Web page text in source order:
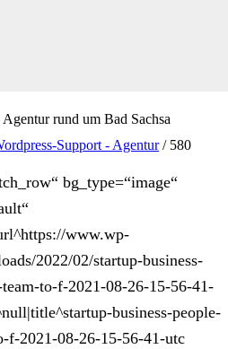
rund um Bad Sachsa
Support - Agentur / 580
bg_type=“image“
www.wp-
2022/02/startup-business-
to-f-2021-08-26-15-56-41-
business-people-
f-2021-08-26-15-56-41-utc